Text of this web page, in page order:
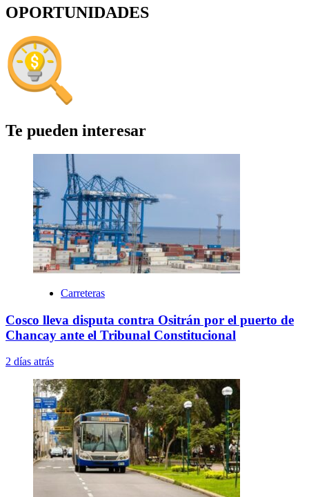
OPORTUNIDADES
Te pueden interesar
Carreteras
Cosco lleva disputa contra Ositrán por el puerto de
Chancay ante el Tribunal Constitucional
2 días atrás